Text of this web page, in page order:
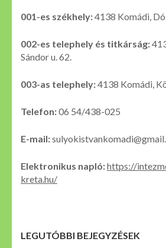
001-es székhely:4138 Komádi,
002-es telephely és titkárság:
Sándor u. 62.
003-as telephely:4138 Komádi,
Telefon:06 54/438-025
E-mail:
Elektronikus napló:https://
kreta.hu/
LEGUTÓBBI BEJEGYZÉSEK